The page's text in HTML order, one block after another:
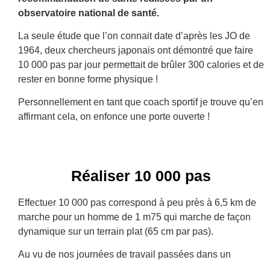
observatoire national de santé.
La seule étude que l’on connait date d’après les JO de
1964, deux chercheurs japonais ont démontré que faire
10 000 pas par jour permettait de brûler 300 calories et de
rester en bonne forme physique !
Personnellement en tant que coach sportif je trouve qu’en
affirmant cela, on enfonce une porte ouverte !
Réaliser 10 000 pas
Effectuer 10 000 pas correspond à peu près à 6,5 km de
marche pour un homme de 1 m75 qui marche de façon
dynamique sur un terrain plat (65 cm par pas).
Au vu de nos journées de travail passées dans un